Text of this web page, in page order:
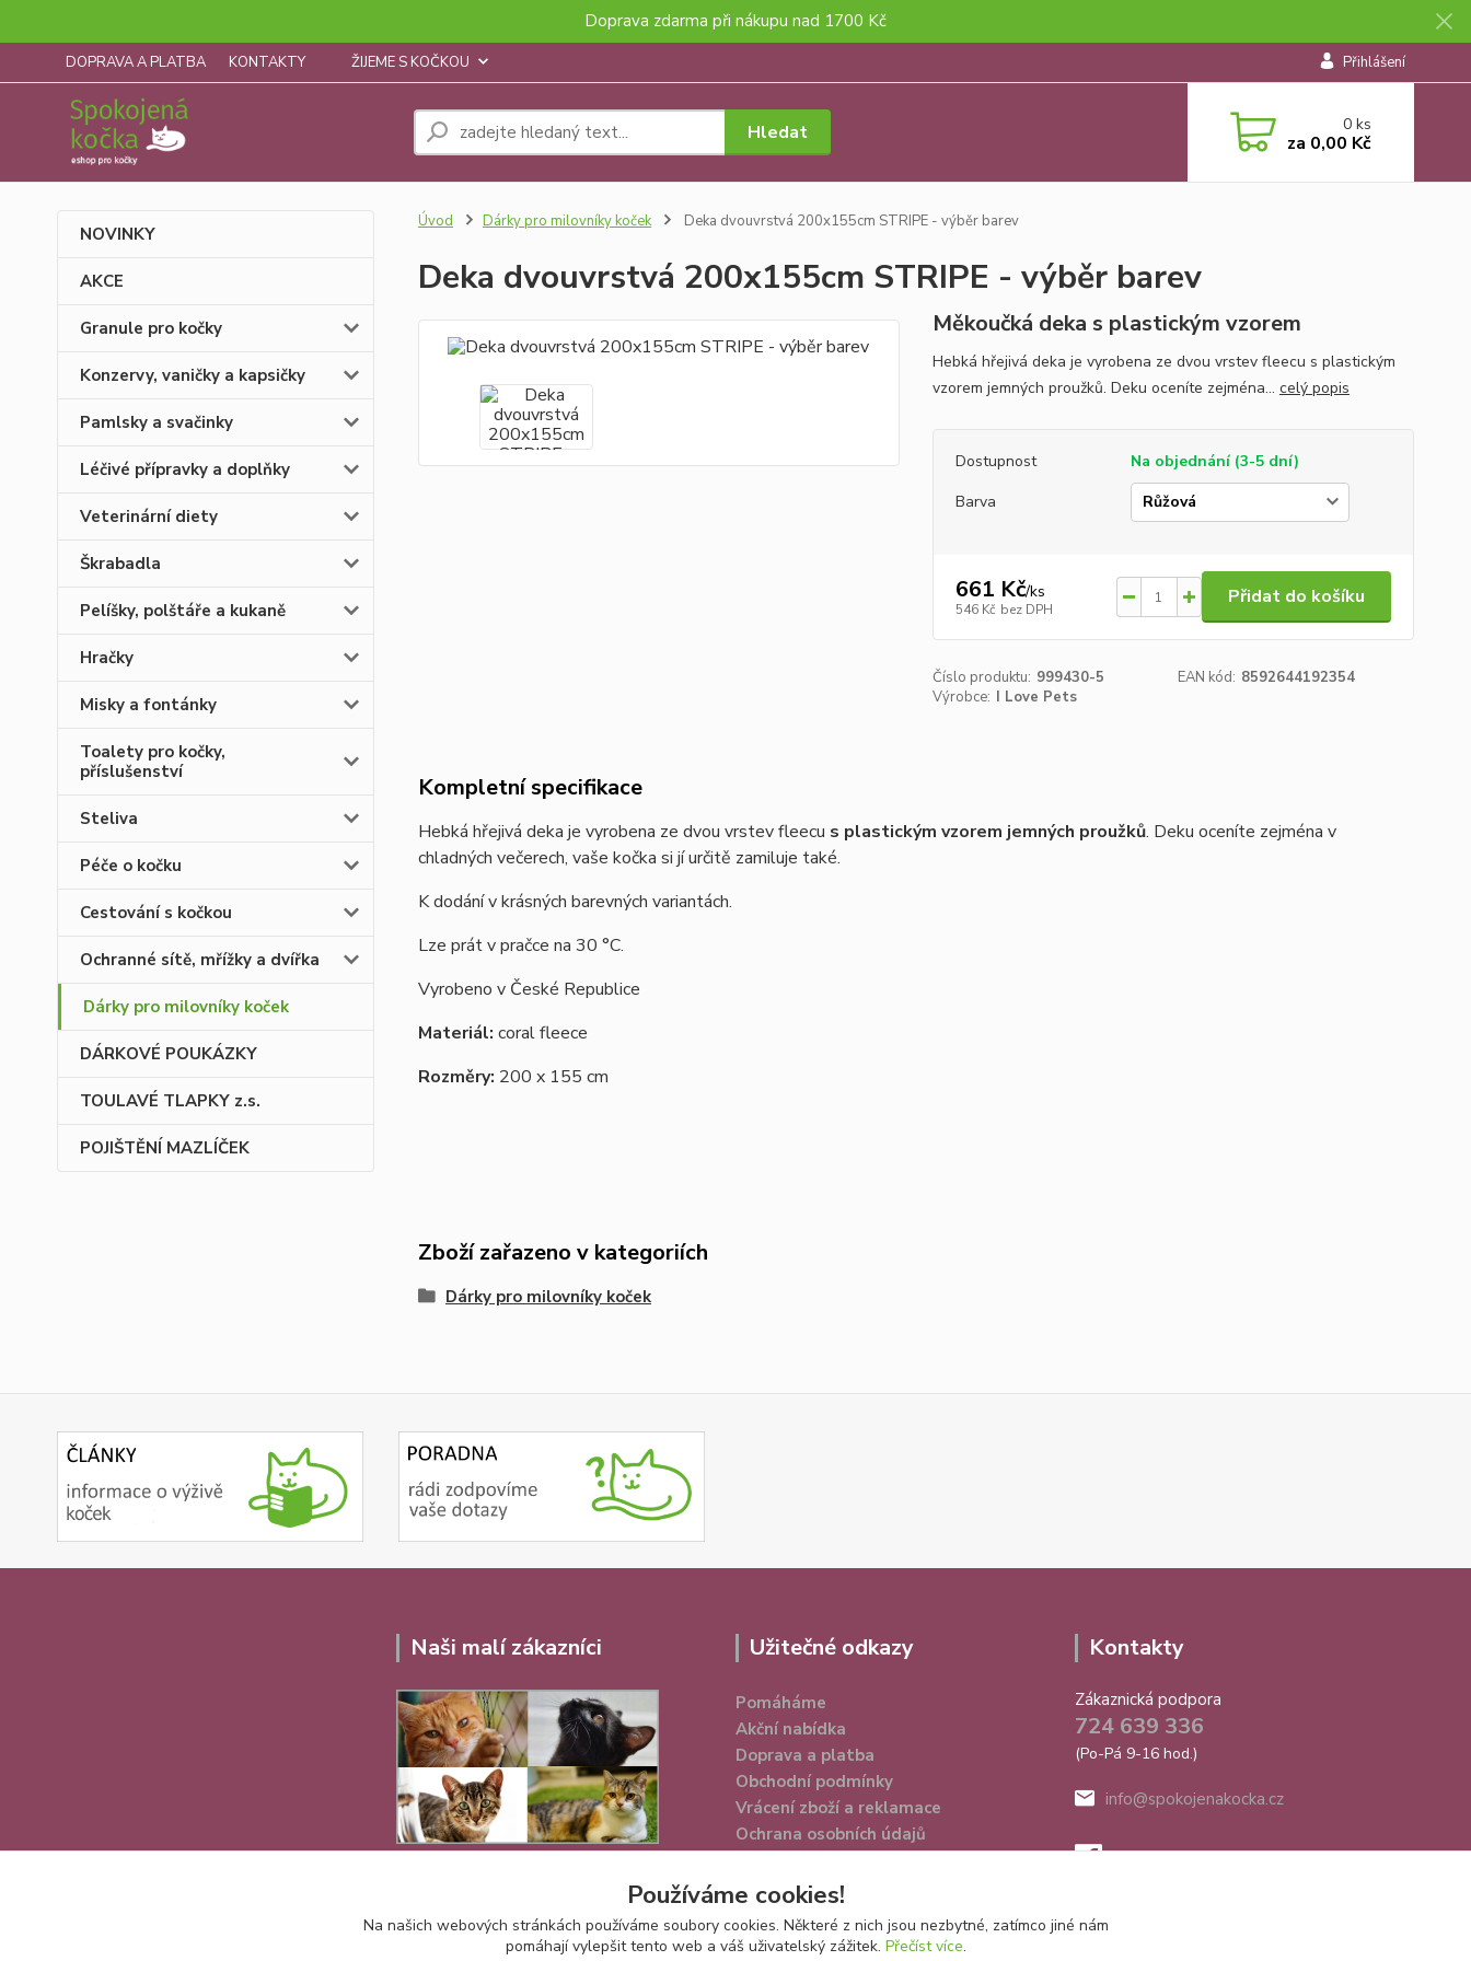
Doprava zdarma při nákupu nad 1700 Kč
DOPRAVA A PLATBA KONTAKTY ŽIJEME S KOČKOU Přihlášení
Hledat 0ks
za 0,00 Kč
NOVINKY
AKCE
Granule pro kočky
Konzervy, vaničky a kapsičky
Pamlsky a svačinky
Léčivé přípravky a doplňky
Veterinární diety
Škrabadla
Pelíšky, polštáře a kukaně
Hračky
Misky a fontánky
Toalety pro kočky,
příslušenství
Steliva
Péče o kočku
Cestování s kočkou
Ochranné sítě, mřížky a dvířka
Dárky pro milovníky koček
DÁRKOVÉ POUKÁZKY
TOULAVÉ TLAPKY z.s.
POJIŠTĚNÍ MAZLÍČEK
Úvod Dárky pro milovníky koček Deka dvouvrstvá 200x155cm STRIPE - výběr barev
Deka dvouvrstvá 200x155cm STRIPE - výběr barev
Měkoučká deka s plastickým vzorem
Hebká hřejivá deka je vyrobena ze dvou vrstev fleecu s plastickým
vzorem jemných proužků. Deku oceníte zejména... celý popis
Dostupnost
Na objednání (3-5 dní)
Barva
661 Kč/ks
546 Kč bez DPH
Přidat do košíku
Číslo produktu: 999430-5 EAN kód: 8592644192354
Výrobce: I Love Pets
Kompletní specifikace
Hebká hřejivá deka je vyrobena ze dvou vrstev fleecu s plastickým vzorem jemných proužků. Deku oceníte zejména v
chladných večerech, vaše kočka si jí určitě zamiluje také.
K dodání v krásných barevných variantách.
Lze prát v pračce na 30 °C.
Vyrobeno v České Republice
Materiál: coral fleece
Rozměry: 200 x 155 cm
Zboží zařazeno v kategoriích
Dárky pro milovníky koček
Naši malí zákazníci Užitečné odkazy
Pomáháme
Akční nabídka
Doprava a platba
Obchodní podmínky
Vrácení zboží a reklamace
Ochrana osobních údajů
Kontakty
Zákaznická podpora
724 639 336
(Po-Pá 9-16 hod.)
info@spokojenakocka.cz
Používáme cookies!
Na našich webových stránkách používáme soubory cookies. Některé z nich jsou nezbytné, zatímco jiné nám
pomáhají vylepšit tento web a váš uživatelský zážitek. Přečíst více.